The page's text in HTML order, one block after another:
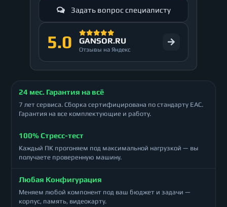
Задать вопрос специалисту
5.0 GANSOR.RU
Отзывы на Яндекс
24 мес. Гарантия на всё
7 лет сервиса. Сборка сертифицирована по стандарту ЕАС.
Гарантия на все комплектующие и работу.
100% Стресс-тест
Каждый ПК прогоняем под максимальной нагрузкой — вы
получаете проверенную машину.
Любая Конфигурация
Меняем любой компонент под ваш бюджет и задачи —
корпус, память, видеокарту.